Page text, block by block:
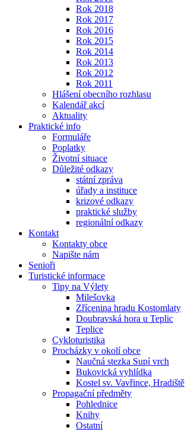
Rok 2018
Rok 2017
Rok 2016
Rok 2015
Rok 2014
Rok 2013
Rok 2012
Rok 2011
Hlášení obecního rozhlasu
Kalendář akcí
Aktuality
Praktické info
Formuláře
Poplatky
Životní situace
Důležité odkazy
státní zpráva
úřady a instituce
krizové odkazy
praktické služby
regionální odkazy
Kontakt
Kontakty obce
Napište nám
Senioři
Turistické informace
Tipy na Výlety
Milešovka
Zřícenina hradu Kostomlaty
Doubravská hora u Teplic
Teplice
Cykloturistika
Procházky v okolí obce
Naučná stezka Supí vrch
Bukovická vyhlídka
Kostel sv. Vavřince, Hradiště
Propagační předměty
Pohlednice
Knihy
Ostatní